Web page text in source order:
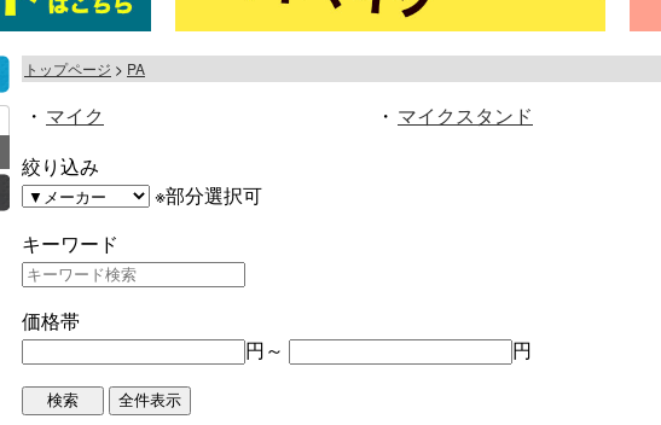
トップページ PA
・ マイク ・ マイクスタンド
絞り込み
※部分選択可
キーワード
価格帯
円～
円